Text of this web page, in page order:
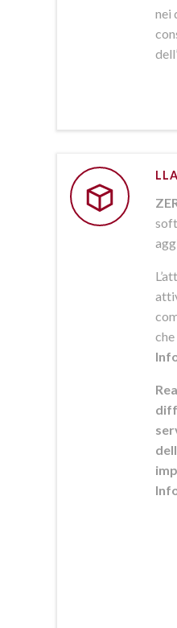
nei
che